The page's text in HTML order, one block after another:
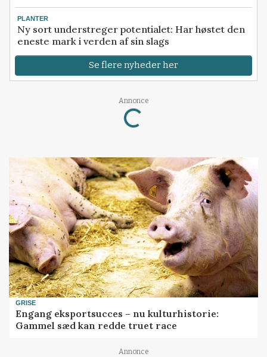
PLANTER
Ny sort understreger potentialet: Har høstet den
eneste mark i verden af sin slags
Se flere nyheder her
Annonce
Loading...
GRISE
Engang eksportsucces – nu kulturhistorie:
Gammel sæd kan redde truet race
Annonce